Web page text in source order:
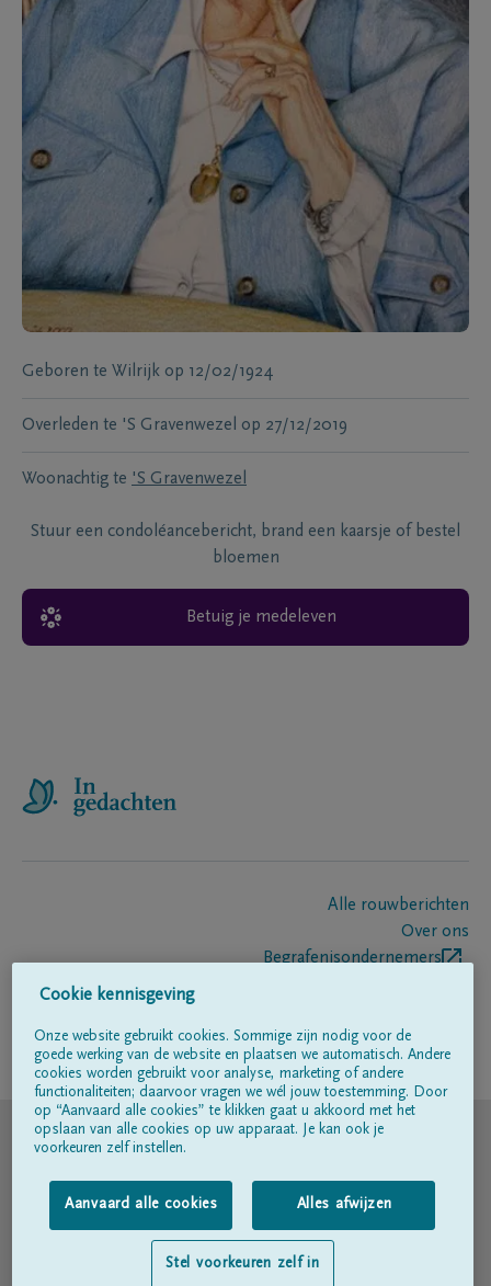
Geboren te Wilrijk op 12/02/1924
Overleden te 'S Gravenwezel op 27/12/2019
Woonachtig te 'S Gravenwezel
Stuur een condoléancebericht, brand een kaarsje of bestel
bloemen
Betuig je medeleven
Alle rouwberichten
Over ons
Begrafenisondernemers
Volg ons op
© DELA
Gebruiksvoorwaarden
Privacyverklaring
Toegankelijkheidsverklaring
Cookie kennisgeving
Onze website gebruikt cookies. Sommige zijn nodig voor de
goede werking van de website en plaatsen we automatisch. Andere
cookies worden gebruikt voor analyse, marketing of andere
functionaliteiten; daarvoor vragen we wél jouw toestemming. Door
op “Aanvaard alle cookies” te klikken gaat u akkoord met het
opslaan van alle cookies op uw apparaat. Je kan ook je
voorkeuren zelf instellen.
Aanvaard alle cookies Alles afwijzen
Stel voorkeuren zelf in